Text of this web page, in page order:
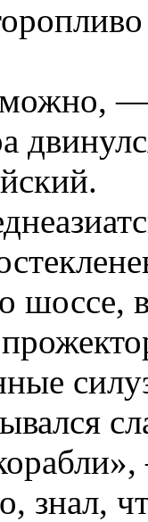
—
шоссе,
знал,